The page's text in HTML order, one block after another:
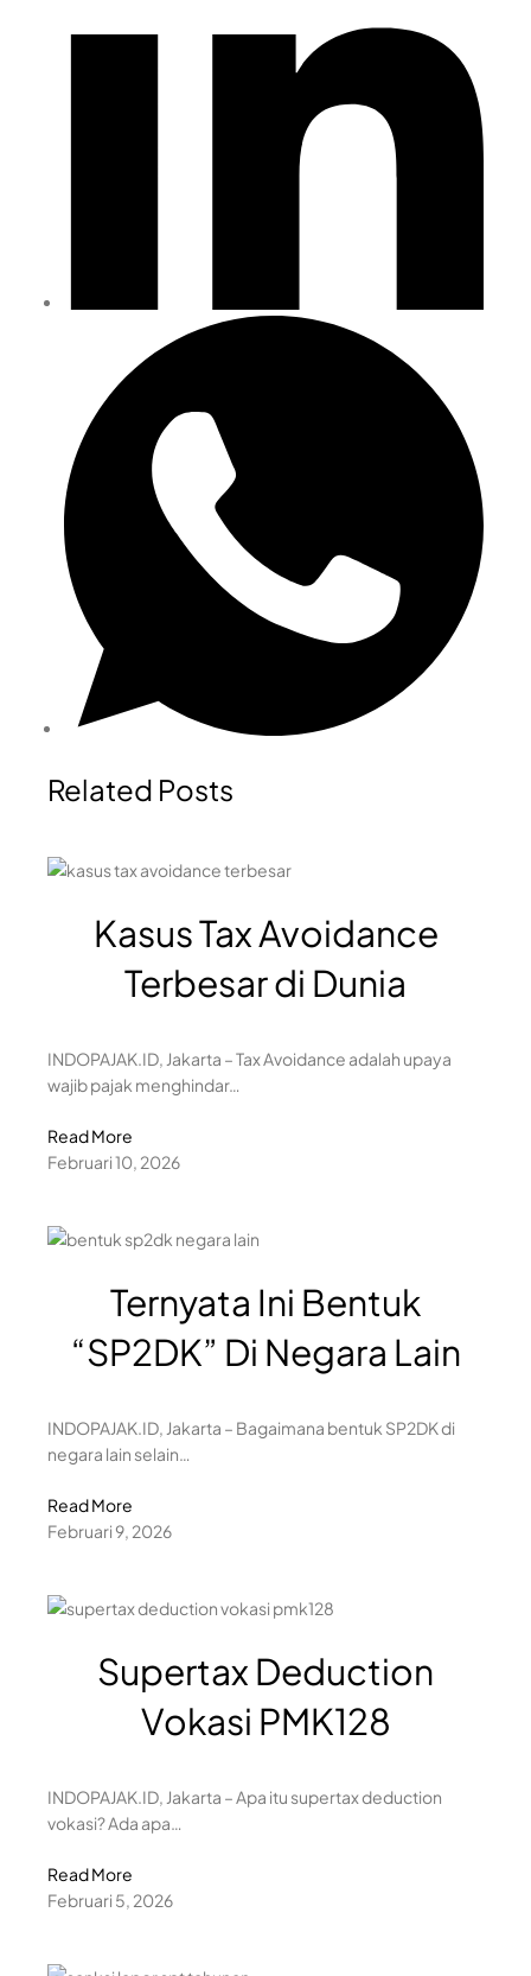
Related Posts
Kasus Tax Avoidance
Terbesar di Dunia
INDOPAJAK.ID, Jakarta – Tax Avoidance adalah upaya
wajib pajak menghindar…
Read More
Februari 10, 2026
Ternyata Ini Bentuk
“SP2DK” Di Negara Lain
INDOPAJAK.ID, Jakarta – Bagaimana bentuk SP2DK di
negara lain selain…
Read More
Februari 9, 2026
Supertax Deduction
Vokasi PMK128
INDOPAJAK.ID, Jakarta – Apa itu supertax deduction
vokasi? Ada apa…
Read More
Februari 5, 2026